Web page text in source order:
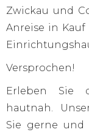
Zwickau und
Anreise in
Versprochen!
Erleben Sie
hautnah.
Sie gerne